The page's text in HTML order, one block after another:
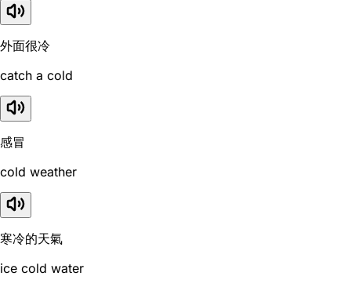
外面很冷
catch a cold
感冒
cold weather
寒冷的天氣
ice cold water